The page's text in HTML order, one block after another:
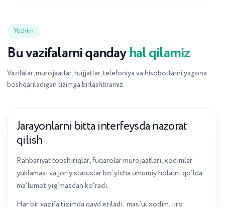
Yechim
Bu vazifalarni qandayhal qilamiz
Vazifalar, murojaatlar, hujjatlar, telefoniya va hisobotlarni yagona
boshqariladigan tizimga birlashtiramiz.
Jarayonlarni bitta interfeysda nazorat
qilish
Rahbariyat topshiriqlar, fuqarolar murojaatlari, xodimlar
yuklamasi va joriy statuslar bo‘yicha umumiy holatni qo‘lda
ma’lumot yig‘masdan ko‘radi.
Har bir vazifa tizimda qayd etiladi: mas’ul xodim, ijro